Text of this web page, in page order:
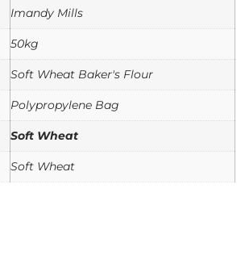
Imandy Mills
50kg
Soft Wheat Baker's Flour
Polypropylene Bag
Soft Wheat
Soft Wheat